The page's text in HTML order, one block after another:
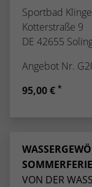
Sportbad
Kotterstraße 9
DE 42655
Angebot Nr.
95,00 € *
VON DER